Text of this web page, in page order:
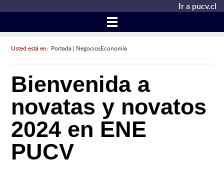
Ir a pucv.cl
Usted está en: Portada| NegociosEconomía
Bienvenida a
novatas y novatos
2024 en ENE
PUCV